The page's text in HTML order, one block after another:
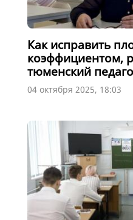
Как исправить
коэффициентом,
тюменский
04 октября 2025, 18:03